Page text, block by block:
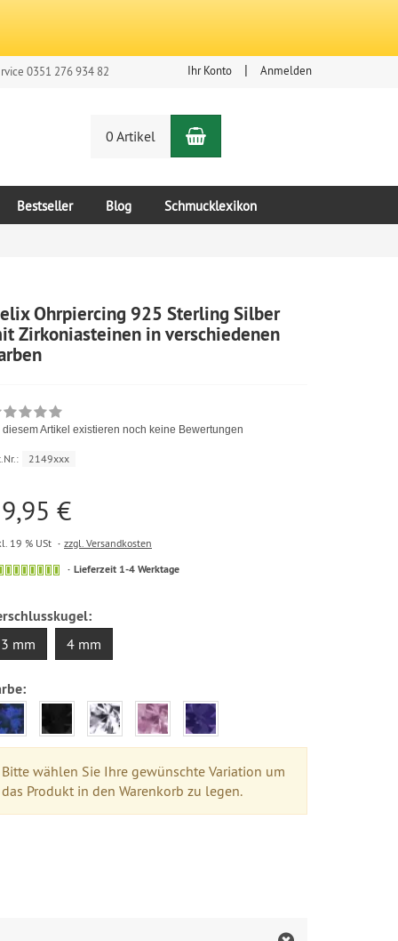
0351 276 934 82 Ihr Konto Anmelden
0 Artikel Warenkorb
Bestseller Blog Schmucklexikon
Ohrpiercing 925 Sterling Silber
Zirkoniasteinen in verschiedenen
diesem Artikel existieren noch keine Bewertungen
2149xxx
€
19 % USt zzgl. Versandkosten
Lieferzeit 1-4 Werktage
3 mm 4 mm
Bitte wählen Sie Ihre gewünschte Variation um
das Produkt in den Warenkorb zu legen.